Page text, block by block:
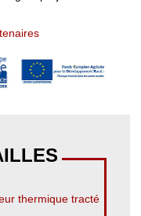
thermique tracté